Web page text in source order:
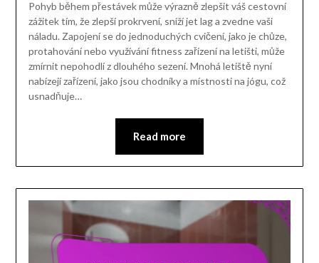
Pohyb během přestávek může výrazně zlepšit váš cestovní
zážitek tím, že zlepší prokrvení, sníží jet lag a zvedne vaši
náladu. Zapojení se do jednoduchých cvičení, jako je chůze,
protahování nebo využívání fitness zařízení na letišti, může
zmírnit nepohodlí z dlouhého sezení. Mnohá letiště nyní
nabízejí zařízení, jako jsou chodníky a místnosti na jógu, což
usnadňuje…
Read more